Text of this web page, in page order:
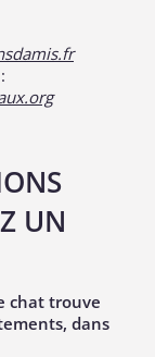
UN
chat trouve
dans